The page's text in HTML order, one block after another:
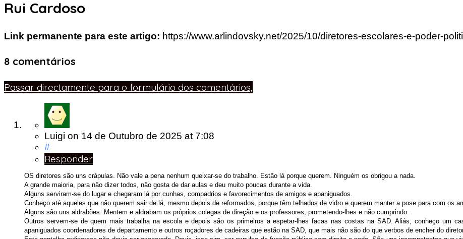
Rui Cardoso
Link permanente para este artigo: https://www.arlindovsky.net/2025/10/diretores-escolares-e-poder-
8 comentários
Passar directamente para o formulário dos comentários,
Luigi on 14 de Outubro de 2025 at 7:08
#
Responder
OS diretores são uns crápulas. Não vale a pena nenhum queixar-se do trabalho. Estão lá porque querem. Ninguém os obrigou a nada.
A grande maioria, para não dizer todos, não gosta de dar aulas e deu muito poucas durante a vida.
Alguns serviram-se do lugar e chegaram lá por cunhas, compadrios e favorecimentos de amigos e apaniguados.
Conheço até aqueles que não querem sair de lá, mesmo depois de reformados, porque têm telhados de vidro e querem manter a pose para com os
Alguns são uns aldrabões. Mentem e aldrabam os próprios colegas de direção e os professores, prometendo-lhes e não cumprindo.
Outros servem-se de quem mais trabalha na escola e depois são os primeiros a espetar-lhes facas nas costas na SAD. Aliás, conheço um
apaniguados coordenadores de departamento e outros roçadores de cadeiras que estão na SAD, que mais não são do que verbos de encher do